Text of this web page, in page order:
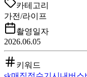
카테고리
가전/라이프
촬영일자
2026.06.05
키워드